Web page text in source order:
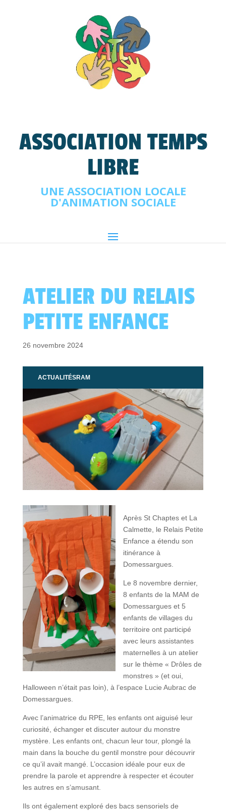
ASSOCIATION TEMPS
LIBRE
UNE ASSOCIATION LOCALE
D'ANIMATION SOCIALE
ATELIER DU RELAIS
PETITE ENFANCE
26 novembre 2024
ACTUALITÉSRAM
Après St Chaptes et La
Calmette, le Relais Petite
Enfance a étendu son
itinérance à
Domessargues.
Le 8 novembre dernier,
8 enfants de la MAM de
Domessargues et 5
enfants de villages du
territoire ont participé
avec leurs assistantes
maternelles à un atelier
sur le thème « Drôles de
monstres » (et oui,
Halloween n’était pas loin), à l’espace Lucie Aubrac de
Domessargues.
Avec l’animatrice du RPE, les enfants ont aiguisé leur
curiosité, échanger et discuter autour du monstre
mystère. Les enfants ont, chacun leur tour, plongé la
main dans la bouche du gentil monstre pour découvrir
ce qu’il avait mangé. L’occasion idéale pour eux de
prendre la parole et apprendre à respecter et écouter
les autres en s’amusant.
Ils ont également exploré des bacs sensoriels de